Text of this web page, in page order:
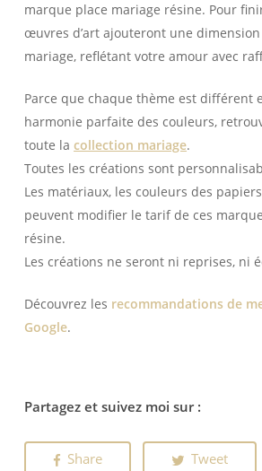
marque place mariage résine. Pour
œuvres d’art ajouteront une
mariage, reflétant votre amour avec
Parce que chaque thème est différent
harmonie parfaite des couleurs,
toute lacollection mariage.
Toutes les créations sont
Les matériaux, les couleurs des
peuvent modifier le tarif de ces
résine.
Les créations ne seront ni reprises, ni
Découvrez les recommandations de
Google.
Partagez et suivez moi sur :
Share Tweet